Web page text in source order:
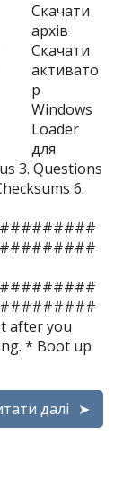
Скачати
архів
Скачати
активато
р
Windows
Loader
для
3. Questions
6.
after you
* Boot up
далі